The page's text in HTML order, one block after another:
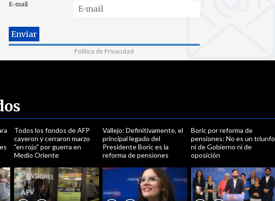
E-mail
Política de Privacidad
Todos los fondos de AFP
cayeron y cerraron marzo
"en rojo" por guerra en
Medio Oriente
Vallejo: Definitivamente, el
principal legado del
Presidente Boric es la
reforma de pensiones
Boric por reforma de
pensiones: No es un triunfo
ni de Gobierno ni de
oposición